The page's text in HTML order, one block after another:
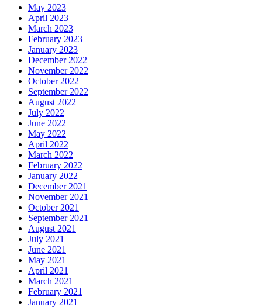
May 2023
April 2023
March 2023
February 2023
January 2023
December 2022
November 2022
October 2022
September 2022
August 2022
July 2022
June 2022
May 2022
April 2022
March 2022
February 2022
January 2022
December 2021
November 2021
October 2021
September 2021
August 2021
July 2021
June 2021
May 2021
April 2021
March 2021
February 2021
January 2021